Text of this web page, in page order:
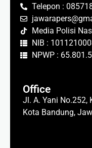
Telepon :
Media Polisi
NIB :
NPWP :
Office
Jl. A. Yani No.252,
Kota Bandung,